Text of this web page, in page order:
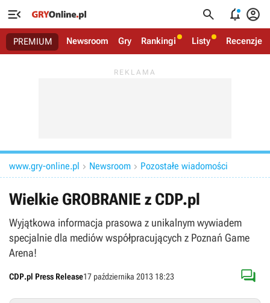
   
PREMIUM Newsroom Gry Rankingi Listy Recenzje
www.gry-online.pl  Newsroom  Pozostałe wiadomości
Wielkie GROBRANIE z CDP.pl
Wyjątkowa informacja prasowa z unikalnym wywiadem
specjalnie dla mediów współpracujących z Poznań Game
Arena!
CDP.pl Press Release17 października 2013 18:23 